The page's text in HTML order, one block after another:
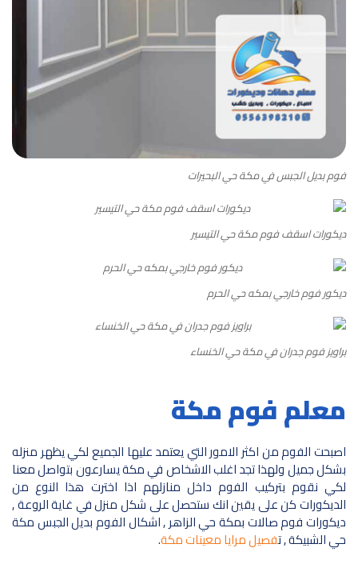
فوم بديل الجبس في مكة حي البحيرات
ديكورات اسقف فوم مكة حي التيسير
ديكور فوم خارجي بمكه حي الحرم
براويز فوم جدران في مكة حي الخنساء
معلم فوم مكة
اصبحت الفوم من اكثر الامور التي يعتمد عليها الجميع لكي يظهر منزله
بشكل جميل ولهذا تجد اغلب الاشخاص في مكة يسارعون بتواصل معنا
لكي نقوم بتركيب الفوم داخل منازلهم اذا اخترت هذا النوع من
الديكورات كن على يقين انك ستحصل على شكل منزل في غاية الروعة ,
ديكورات فوم صالات بمكة حي الزاهر , اشكال الفوم بديل الجبس مكة
حي الشبيكة , تفصيل مرايا معينات مكة.